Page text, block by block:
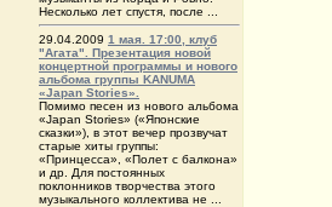
Несколько лет спустя, после ...
29.04.2009 1 мая. 17:00, клуб
"Агата". Презентация новой
концертной программы и нового
альбома группы KANUMA
«Japan Stories».
Помимо песен из нового альбома
«Japan Stories» («Японские
сказки»), в этот вечер прозвучат
старые хиты группы:
«Принцесса», «Полет с балкона»
и др. Для постоянных
поклонников творчества этого
музыкального коллектива не ...